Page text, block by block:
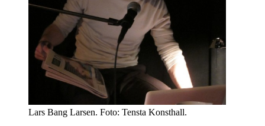
Lars Bang Larsen. Foto: Tensta Konsthall.